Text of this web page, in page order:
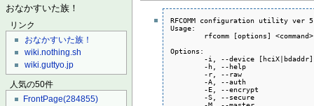
おなかすいた族！
リンク
おなかすいた族！
wiki.nothing.sh
wiki.guttyo.jp
人気の50件
FrontPage(284855)
RFCOMM configuration utility ver
Usage:
Options: